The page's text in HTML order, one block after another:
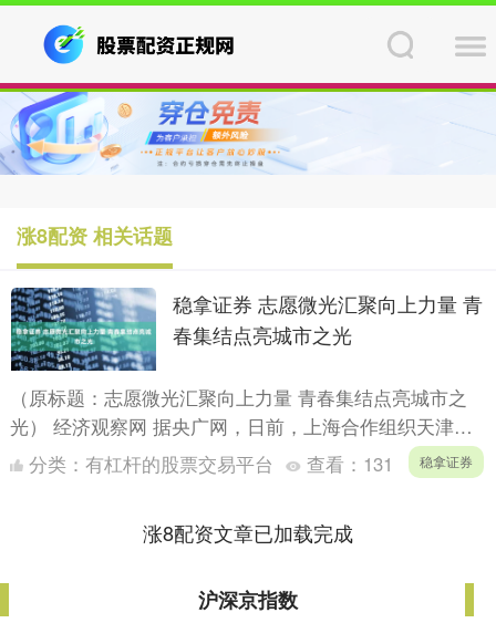
涨8配资 相关话题
稳拿证券 志愿微光汇聚向上力量 青
春集结点亮城市之光
（原标题：志愿微光汇聚向上力量 青春集结点亮城市之
光） 经济观察网 据央广网，日前，上海合作组织天津峰
会圆满落幕，不仅定格了世界聚焦天津的高光时刻，也留
分类： 有杠杆的股票交易平台 查看： 131 稳拿证券
涨8配资文章已加载完成
沪深京指数